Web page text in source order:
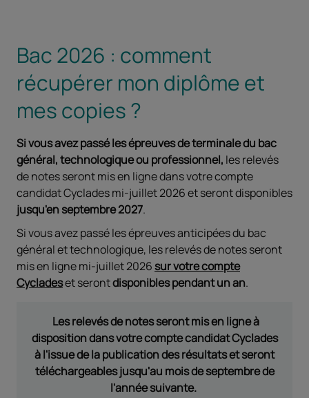
Bac 2026 : comment
récupérer mon diplôme et
mes copies ?
Si vous avez passé les épreuves de terminale du bac
général, technologique ou professionnel, les relevés
de notes seront mis en ligne dans votre compte
candidat Cyclades mi-juillet 2026 et seront disponibles
jusqu'en septembre 2027.
Si vous avez passé les épreuves anticipées du bac
général et technologique, les relevés de notes seront
mis en ligne mi-juillet 2026sur votrecompte
Cycladeset serontdisponibles pendant un an.
Les relevés de notes seront mis en ligne à
disposition dans votre compte candidat Cyclades
à l'issue de la publication des résultats et seront
téléchargeables jusqu'au mois de septembre de
l'année suivante.